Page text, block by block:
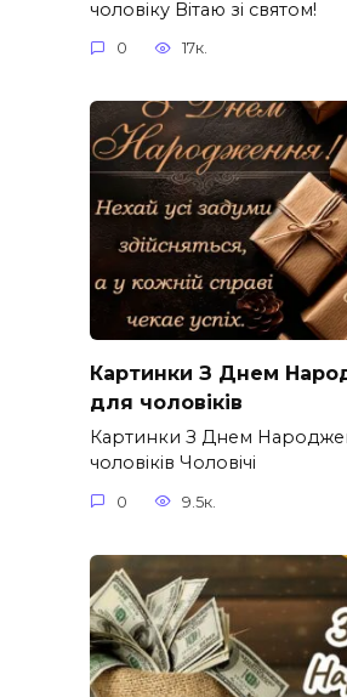
чоловіку Вітаю зі святом!
0 17к.
Картинки З Днем
для чоловіків​
Картинки З Днем
чоловіків​ Чоловічі
0 9.5к.